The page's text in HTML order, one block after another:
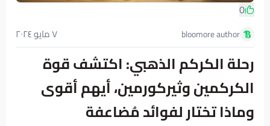
0
bloomore author ٧ مايو ٢٠٢٤
رحلة الكركم الذهبي: اكتشف قوة
الكركمين وثيركورمين، أيهم أقوى
وماذا تختار لفوائد مُضاعفة